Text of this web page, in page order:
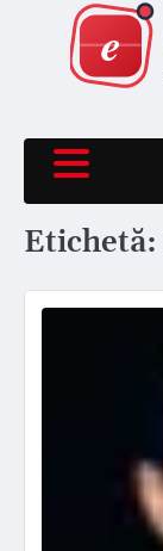
content
Etichetă: